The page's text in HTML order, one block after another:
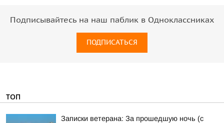
Подписывайтесь на наш паблик в Одноклассниках
ПОДПИСАТЬСЯ
ТОП
Записки ветерана: За прошедшую ночь (с